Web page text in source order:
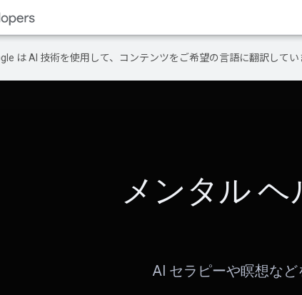
は AI 技術を使用して、コンテンツをご希望の言語に翻訳して
メンタル
AI セラピーや瞑想な